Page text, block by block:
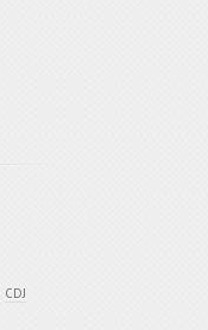
CDJ